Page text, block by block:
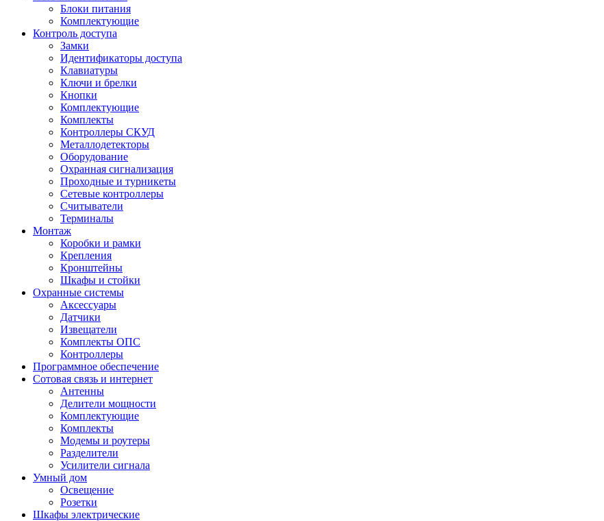
Блоки питания
Комплектующие
Контроль доступа
Замки
Идентификаторы доступа
Клавиатуры
Ключи и брелки
Кнопки
Комплектующие
Комплекты
Контроллеры СКУД
Металлодетекторы
Оборудование
Охранная сигнализация
Проходные и турникеты
Сетевые контроллеры
Считыватели
Терминалы
Монтаж
Коробки и рамки
Крепления
Кронштейны
Шкафы и стойки
Охранные системы
Аксессуары
Датчики
Извещатели
Комплекты ОПС
Контроллеры
Программное обеспечение
Сотовая связь и интернет
Антенны
Делители мощности
Комплектующие
Комплекты
Модемы и роутеры
Разделители
Усилители сигнала
Умный дом
Освещение
Розетки
Шкафы электрические